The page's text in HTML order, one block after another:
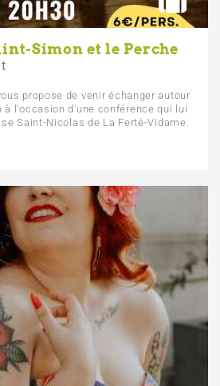
Simon et le Perche
propose de venir échanger autour
à l'occasion d'une conférence qui lui
Saint-Nicolas de La Ferté-Vidame.